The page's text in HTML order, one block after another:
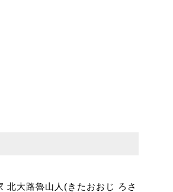
北⼤路魯⼭⼈(きたおおじ ろさ